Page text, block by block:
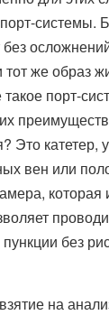
системы.
тот же образ
порт-
Это катетер,
вен или
которая
без
на